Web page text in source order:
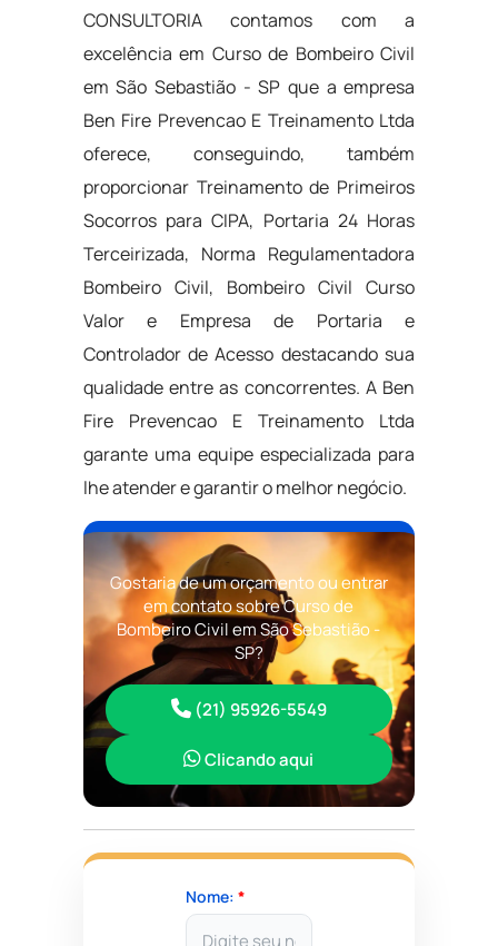
CONSULTORIA contamos com a
excelência em Curso de Bombeiro Civil
em São Sebastião - SP que a empresa
Ben Fire Prevencao E Treinamento Ltda
oferece, conseguindo, também
proporcionar Treinamento de Primeiros
Socorros para CIPA, Portaria 24 Horas
Terceirizada, Norma Regulamentadora
Bombeiro Civil, Bombeiro Civil Curso
Valor e Empresa de Portaria e
Controlador de Acesso destacando sua
qualidade entre as concorrentes. A Ben
Fire Prevencao E Treinamento Ltda
garante uma equipe especializada para
lhe atender e garantir o melhor negócio.
Gostaria de um orçamento ou entrar
em contato sobre Curso de
Bombeiro Civil em São Sebastião -
SP?
(21) 95926-5549
Clicando aqui
Nome: *